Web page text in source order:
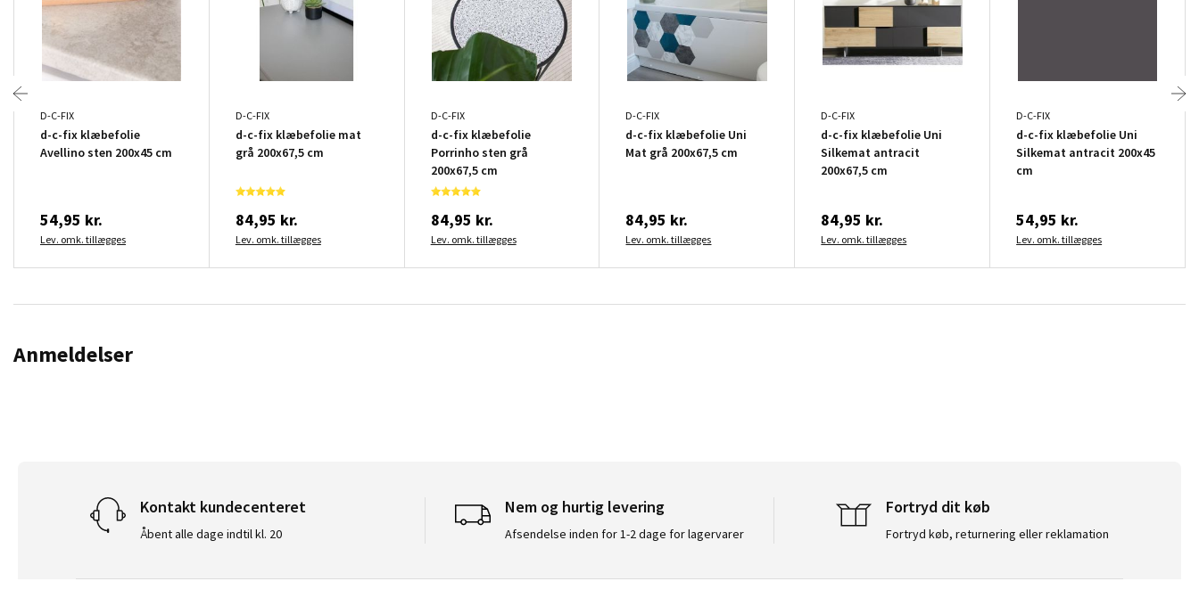
D-C-FIX
d-c-fix klæbefolie
Avellino sten 200x45 cm
54,95 kr.
Lev. omk. tillægges
D-C-FIX
d-c-fix klæbefolie mat
grå 200x67,5 cm
84,95 kr.
Lev. omk. tillægges
D-C-FIX
d-c-fix klæbefolie
Porrinho sten grå
200x67,5 cm
84,95 kr.
Lev. omk. tillægges
D-C-FIX
d-c-fix klæbefolie Uni
Mat grå 200x67,5 cm
84,95 kr.
Lev. omk. tillægges
D-C-FIX
d-c-fix klæbefolie Uni
Silkemat antracit
200x67,5 cm
84,95 kr.
Lev. omk. tillægges
D-C-FIX
d-c-fix klæbefolie Uni
Silkemat antracit 200x45
cm
54,95 kr.
Lev. omk. tillægges
Anmeldelser
Kontakt kundecenteret
Åbent alle dage indtil kl. 20
Nem og hurtig levering
Afsendelse inden for 1-2 dage for lagervarer
Fortryd dit køb
Fortryd køb, returnering eller reklamation